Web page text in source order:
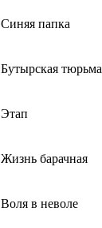
Синяя папка
Бутырская тюрьма
Этап
Жизнь барачная
Воля в неволе